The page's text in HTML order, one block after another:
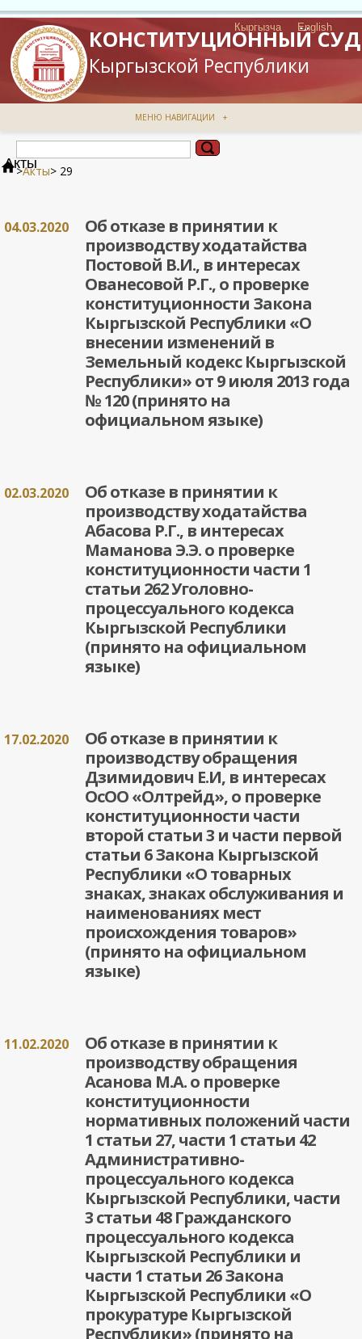
МЕНЮ НАВИГАЦИИ +
КОНСТИТУЦИОННЫЙ СУД
Кыргызской Республики
Кыргызча English
>Акты> 29
Акты
04.03.2020
Об отказе в принятии к
производству ходатайства
Постовой В.И., в интересах
Ованесовой Р.Г., о проверке
конституционности Закона
Кыргызской Республики «О
внесении изменений в
Земельный кодекс Кыргызской
Республики» от 9 июля 2013 года
№ 120 (принято на
официальном языке)
02.03.2020
Об отказе в принятии к
производству ходатайства
Абасова Р.Г., в интересах
Маманова Э.Э. о проверке
конституционности части 1
статьи 262 Уголовно-
процессуального кодекса
Кыргызской Республики
(принято на официальном
языке)
17.02.2020
Об отказе в принятии к
производству обращения
Дзимидович Е.И, в интересах
ОсОО «Олтрейд», о проверке
конституционности части
второй статьи 3 и части первой
статьи 6 Закона Кыргызской
Республики «О товарных
знаках, знаках обслуживания и
наименованиях мест
происхождения товаров»
(принято на официальном
языке)
11.02.2020
Об отказе в принятии к
производству обращения
Асанова М.А. о проверке
конституционности
нормативных положений части
1 статьи 27, части 1 статьи 42
Административно-
процессуального кодекса
Кыргызской Республики, части
3 статьи 48 Гражданского
процессуального кодекса
Кыргызской Республики и
части 1 статьи 26 Закона
Кыргызской Республики «О
прокуратуре Кыргызской
Республики» (принято на